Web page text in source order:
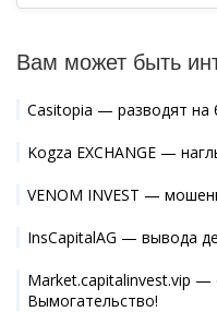
Вам может быть
Casitopia — разводят на
Kogza EXCHANGE —
VENOM INVEST —
InsCapitalAG — вывода
Market.capitalinvest.vip
Вымогательство!